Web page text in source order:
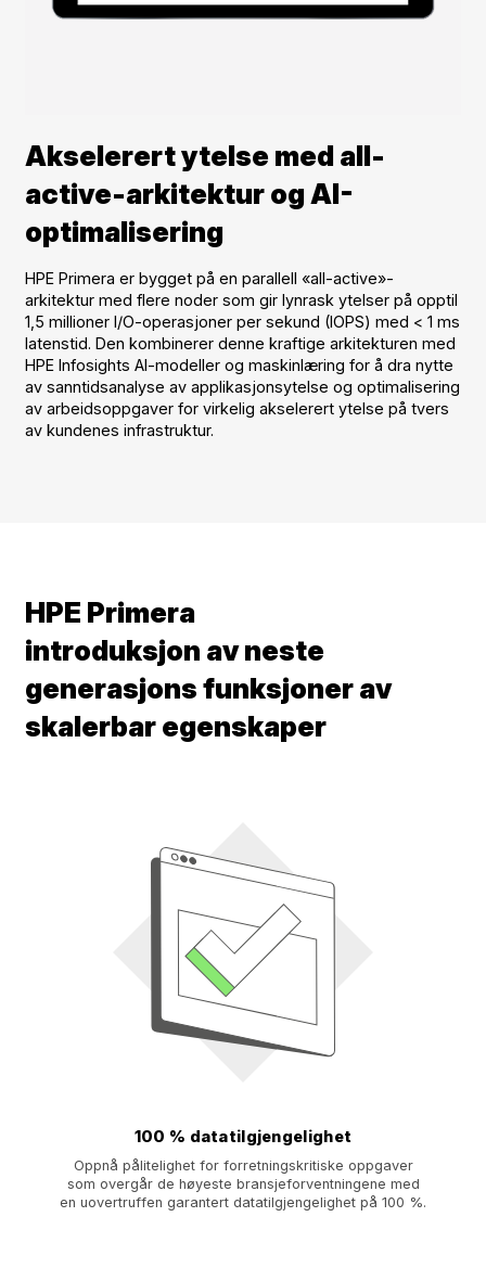
Akselerert ytelse med all-
active-arkitektur og AI-
optimalisering
HPE Primera er bygget på en parallell «all-active»-
arkitektur med flere noder som gir lynrask ytelser på opptil
1,5 millioner I/O-operasjoner per sekund (IOPS) med < 1 ms
latenstid. Den kombinerer denne kraftige arkitekturen med
HPE Infosights AI-modeller og maskinlæring for å dra nytte
av sanntidsanalyse av applikasjonsytelse og optimalisering
av arbeidsoppgaver for virkelig akselerert ytelse på tvers
av kundenes infrastruktur.
HPE Primera
introduksjon av neste
generasjons funksjoner av
skalerbar egenskaper
100 % datatilgjengelighet
Oppnå pålitelighet for forretningskritiske oppgaver
som overgår de høyeste bransjeforventningene med
en uovertruffen garantert datatilgjengelighet på 100 %.